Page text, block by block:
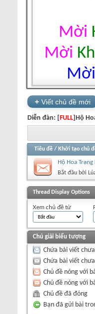
Mời
Mời
Mời
+ Viết chủ đề mới
Diễn đàn: [FULL]Hộ
Tiêu đề / Khởi tạo chủ
Hộ Hoa
Bắt đầu bởi
+Viết chủ đề mới
Thread Display Options
Xem chủ đề từ
Chú giải biểu tượng
Chứa bài viết
Chứa bài viết
Chủ đề nóng với
Chủ đề nóng với
Chủ đề đã đóng
Bạn đã gửi bài